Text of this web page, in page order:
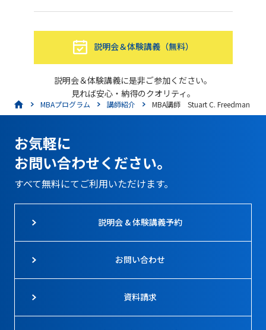
説明会＆体験講義（無料）
説明会＆体験講義に是非ご参加ください。
見れば安心・納得のクオリティ。
MBAプログラム 講師紹介 MBA講師 Stuart C. Freedman
お気軽に
お問い合わせください。
すべて無料にてご利用いただけます。
説明会 & 体験講義予約
お問い合わせ
資料請求